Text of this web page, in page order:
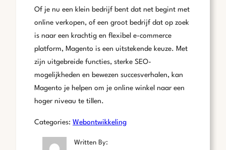
Of je nu een klein bedrijf bent dat net begint met
online verkopen, of een groot bedrijf dat op zoek
is naar een krachtig en flexibel e-commerce
platform, Magento is een uitstekende keuze. Met
zijn uitgebreide functies, sterke SEO-
mogelijkheden en bewezen succesverhalen, kan
Magento je helpen om je online winkel naar een
hoger niveau te tillen.
Categories: Webontwikkeling
Written By: